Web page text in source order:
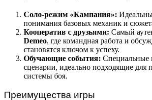
Соло-режим «Кампания»:
понимания базовых механик и
Кооператив с друзьями: Самый
Demeo, где командная работа и
становятся ключом к успеху.
Обучающие события: Специальные
сценарии, идеально подходящие для
системы боя.
Преимущества игры